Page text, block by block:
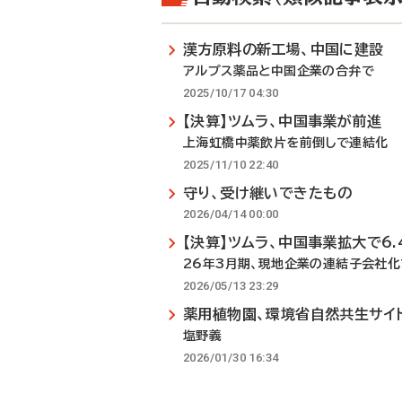
漢方原料の新工場、中国に建設
アルプス薬品と中国企業の合弁で
2025/10/17 04:30
【決算】ツムラ、中国事業が前進
上海虹橋中薬飲片を前倒しで連結化
2025/11/10 22:40
守り、受け継いできたもの
2026/04/14 00:00
【決算】ツムラ、中国事業拡大で
26年3月期、現地企業の連結子会社化
2026/05/13 23:29
薬用植物園、環境省自然共生サイ
塩野義
2026/01/30 16:34